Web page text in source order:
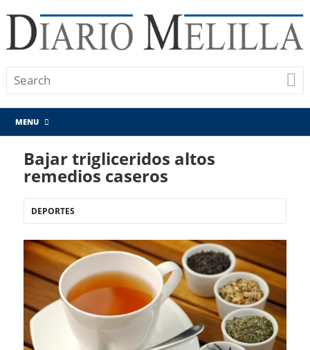
MENU
Bajar trigliceridos altos
remedios caseros
DEPORTES